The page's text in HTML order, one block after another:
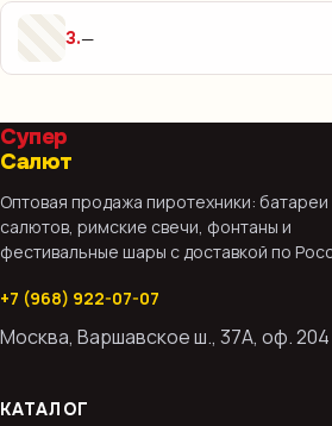
3.—
Супер
Салют
Оптовая продажа пиротехники: батареи
салютов, римские свечи, фонтаны и
фестивальные шары с доставкой по
+7 (968) 922-07-07
Москва, Варшавское ш., 37А, оф. 204
КАТАЛОГ